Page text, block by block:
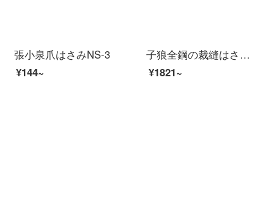
張小泉爪はさみNS-3
¥144~
子狼全鋼の裁縫はさみは裁縫と裁縫、裁縫、裁縫、裁縫、裁縫、裁縫、裁断、裁縫、裁断、裁縫、裁断、裁縫、裁縫、裁縫、裁縫、裁縫、裁縫
¥1821~